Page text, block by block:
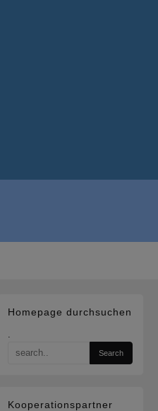
Homepage durchsuchen
.
Kooperationspartner